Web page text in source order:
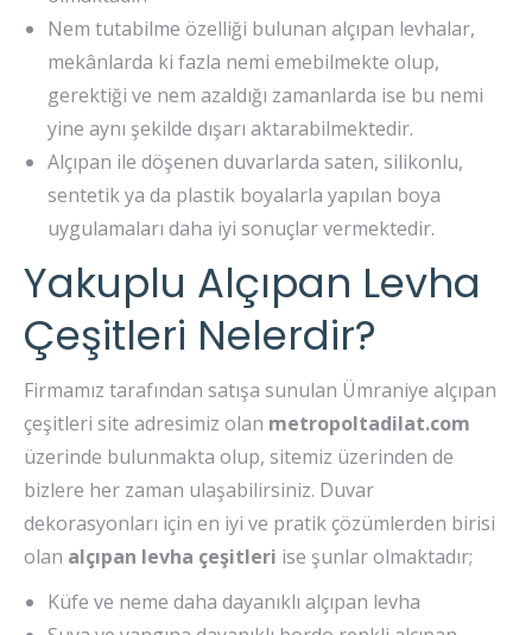
Nem tutabilme özelliği bulunan alçıpan levhalar,
mekânlarda ki fazla nemi emebilmekte olup,
gerektiği ve nem azaldığı zamanlarda ise bu nemi
yine aynı şekilde dışarı aktarabilmektedir.
Alçıpan ile döşenen duvarlarda saten, silikonlu,
sentetik ya da plastik boyalarla yapılan boya
uygulamaları daha iyi sonuçlar vermektedir.
Yakuplu Alçıpan Levha
Çeşitleri Nelerdir?
Firmamız tarafından satışa sunulan Ümraniye alçıpan
çeşitleri site adresimiz olan metropoltadilat.com
üzerinde bulunmakta olup, sitemiz üzerinden de
bizlere her zaman ulaşabilirsiniz. Duvar
dekorasyonları için en iyi ve pratik çözümlerden birisi
olan alçıpan levha çeşitleri ise şunlar olmaktadır;
Küfe ve neme daha dayanıklı alçıpan levha